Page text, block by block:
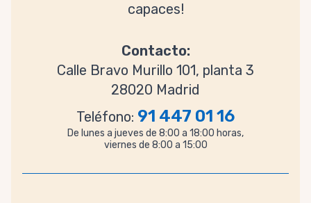
capaces!
Contacto:
Calle Bravo Murillo 101, planta 3
28020 Madrid
Teléfono: 91 447 01 16
De lunes a jueves de 8:00 a 18:00 horas,
viernes de 8:00 a 15:00